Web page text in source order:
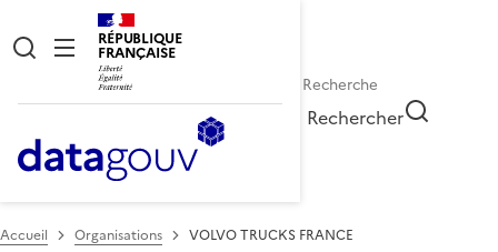
RÉPUBLIQUE
FRANÇAISE
Rechercher
Accueil Organisations VOLVO TRUCKS FRANCE